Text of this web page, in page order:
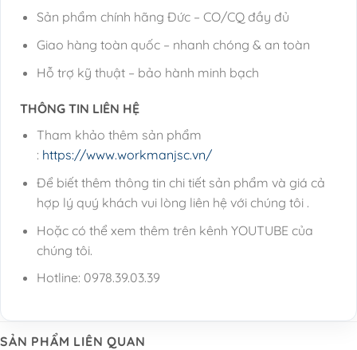
Sản phẩm chính hãng Đức – CO/CQ đầy đủ
Giao hàng toàn quốc – nhanh chóng & an toàn
Hỗ trợ kỹ thuật – bảo hành minh bạch
THÔNG TIN LIÊN HỆ
Tham khảo thêm sản phẩm
: https://www.workmanjsc.vn/
Để biết thêm thông tin chi tiết sản phẩm và giá cả
hợp lý quý khách vui lòng liên hệ với chúng tôi .
Hoặc có thể xem thêm trên kênh YOUTUBE của
chúng tôi.
Hotline: 0978.39.03.39
SẢN PHẨM LIÊN QUAN